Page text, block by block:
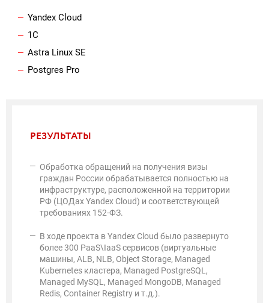
Yandex Cloud
1С
Astra Linux SE
Postgres Pro
РЕЗУЛЬТАТЫ
Обработка обращений на получения визы
граждан России обрабатывается полностью на
инфраструктуре, расположенной на территории
РФ (ЦОДах Yandex Cloud) и соответствующей
требованиях 152-ФЗ.
В ходе проекта в Yandex Cloud было развернуто
более 300 PaaS\IaaS сервисов (виртуальные
машины, ALB, NLB, Object Storage, Managed
Kubernetes кластера, Managed PostgreSQL,
Managed MySQL, Managed MongoDB, Managed
Redis, Container Registry и т.д.).